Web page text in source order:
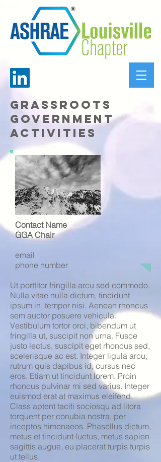
Grassroots
government
activities
Contact Name
GGA Chair
email
phone number
Ut porttitor fringilla arcu sed commodo.
Nulla vitae nulla dictum, tincidunt
ipsum in, tempor nisi. Aenean rhoncus
sem auctor posuere vehicula.
Vestibulum tortor orci, bibendum ut
fringilla ut, suscipit non urna. Fusce
justo lectus, suscipit eget rhoncus sed,
scelerisque ac est. Integer ligula arcu,
rutrum quis dapibus id, cursus nec
eros. Etiam ut tincidunt lorem. Proin
rhoncus pulvinar mi sed varius. Integer
euismod erat at maximus eleifend.
Class aptent taciti sociosqu ad litora
torquent per conubia nostra, per
inceptos himenaeos. Phasellus dictum,
metus et tincidunt luctus, metus sapien
sagittis augue, eu placerat turpis turpis
ut tellus.